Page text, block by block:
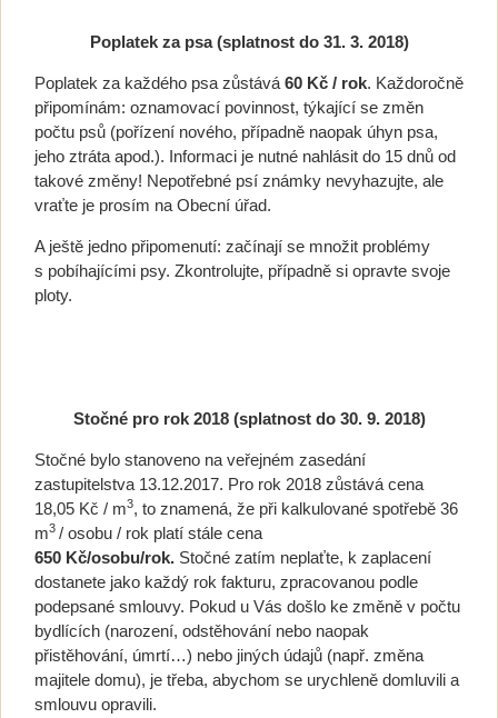
Poplatek za psa (splatnost do 31. 3. 2018)
Poplatek za každého psa zůstává 60 Kč / rok. Každoročně
připomínám: oznamovací povinnost, týkající se změn
počtu psů (pořízení nového, případně naopak úhyn psa,
jeho ztráta apod.). Informaci je nutné nahlásit do 15 dnů od
takové změny! Nepotřebné psí známky nevyhazujte, ale
vraťte je prosím na Obecní úřad.
A ještě jedno připomenutí: začínají se množit problémy
s pobíhajícími psy. Zkontrolujte, případně si opravte svoje
ploty.
Stočné pro rok 2018 (splatnost do 30. 9. 2018)
Stočné bylo stanoveno na veřejném zasedání
zastupitelstva 13.12.2017. Pro rok 2018 zůstává cena
18,05 Kč / m3, to znamená, že při kalkulované spotřebě 36
m3 / osobu / rok platí stále cena
650 Kč/osobu/rok. Stočné zatím neplaťte, k zaplacení
dostanete jako každý rok fakturu, zpracovanou podle
podepsané smlouvy. Pokud u Vás došlo ke změně v počtu
bydlících (narození, odstěhování nebo naopak
přistěhování, úmrtí…) nebo jiných údajů (např. změna
majitele domu), je třeba, abychom se urychleně domluvili a
smlouvu opravili.